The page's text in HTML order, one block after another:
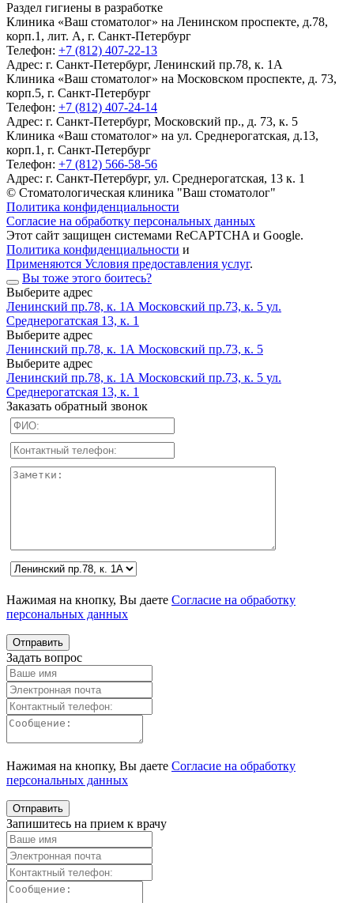
Раздел гигиены в разработке
Клиника «Ваш стоматолог» на Ленинском проспекте, д.78,
корп.1, лит. А, г. Санкт-Петербург
Телефон: +7 (812) 407-22-13
Адрес: г. Санкт-Петербург, Ленинский пр.78, к. 1А
Клиника «Ваш стоматолог» на Московском проспекте, д. 73,
корп.5, г. Санкт-Петербург
Телефон: +7 (812) 407-24-14
Адрес: г. Санкт-Петербург, Московский пр., д. 73, к. 5
Клиника «Ваш стоматолог» на ул. Среднерогатская, д.13,
корп.1, г. Санкт-Петербург
Телефон: +7 (812) 566-58-56
Адрес: г. Санкт-Петербург, ул. Среднерогатская, 13 к. 1
© Стоматологическая клиника "Ваш стоматолог"
Политика конфиденциальности
Согласие на обработку персональных данных
Этот сайт защищен системами ReCAPTCHA и Google.
Политика конфиденциальности и
Применяются Условия предоставления услуг.
Вы тоже этого боитесь?
Выберите адрес
Ленинский пр.78, к. 1А Московский пр.73, к. 5 ул.
Среднерогатская 13, к. 1
Выберите адрес
Ленинский пр.78, к. 1А Московский пр.73, к. 5
Выберите адрес
Ленинский пр.78, к. 1А Московский пр.73, к. 5 ул.
Среднерогатская 13, к. 1
Заказать обратный звонок
Нажимая на кнопку, Вы даете Согласие на обработку
персональных данных
Задать вопрос
Нажимая на кнопку, Вы даете Согласие на обработку
персональных данных
Запишитесь на прием к врачу